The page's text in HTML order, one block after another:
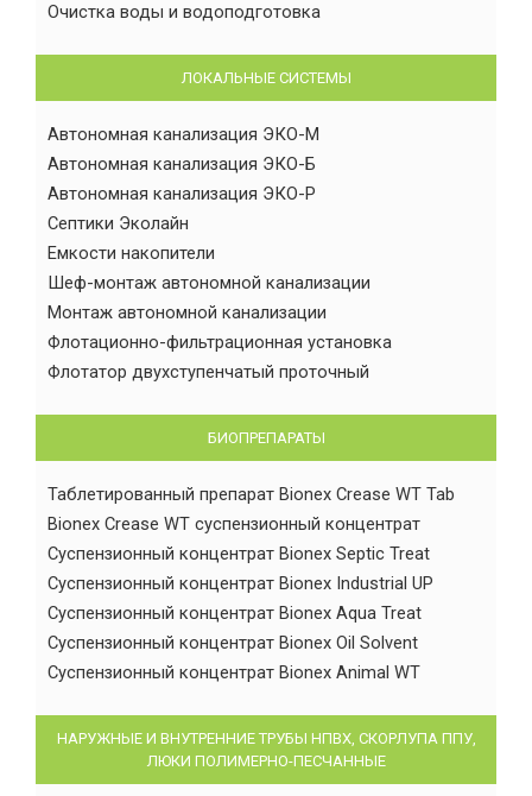
Очистка воды и водоподготовка
ЛОКАЛЬНЫЕ СИСТЕМЫ
Автономная канализация ЭКО-М
Автономная канализация ЭКО-Б
Автономная канализация ЭКО-Р
Септики Эколайн
Емкости накопители
Шеф-монтаж автономной канализации
Монтаж автономной канализации
Флотационно-фильтрационная установка
Флотатор двухступенчатый проточный
БИОПРЕПАРАТЫ
Таблетированный препарат Bionex Crease WT Tab
Bionex Crease WT суспензионный концентрат
Суспензионный концентрат Bionex Septic Treat
Суспензионный концентрат Bionex Industrial UP
Суспензионный концентрат Bionex Aqua Treat
Суспензионный концентрат Bionex Oil Solvent
Суспензионный концентрат Bionex Animal WT
НАРУЖНЫЕ И ВНУТРЕННИЕ ТРУБЫ НПВХ, СКОРЛУПА ППУ,
ЛЮКИ ПОЛИМЕРНО-ПЕСЧАННЫЕ